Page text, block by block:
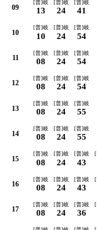
09
[普]岐
13
[普]岐
24
[普]岐
41
10
[普]岐
10
[普]岐
24
[普]岐
54
11
[普]岐
08
[普]岐
24
[普]岐
54
12
[普]岐
08
[普]岐
24
[普]岐
54
13
[普]岐
08
[普]岐
24
[普]岐
55
14
[普]岐
08
[普]岐
24
[普]岐
55
15
[普]岐
08
[普]岐
24
[普]岐
43
16
[普]岐
08
[普]岐
24
[普]岐
43
[
17
[普]岐
08
[普]岐
24
[普]岐
36
[